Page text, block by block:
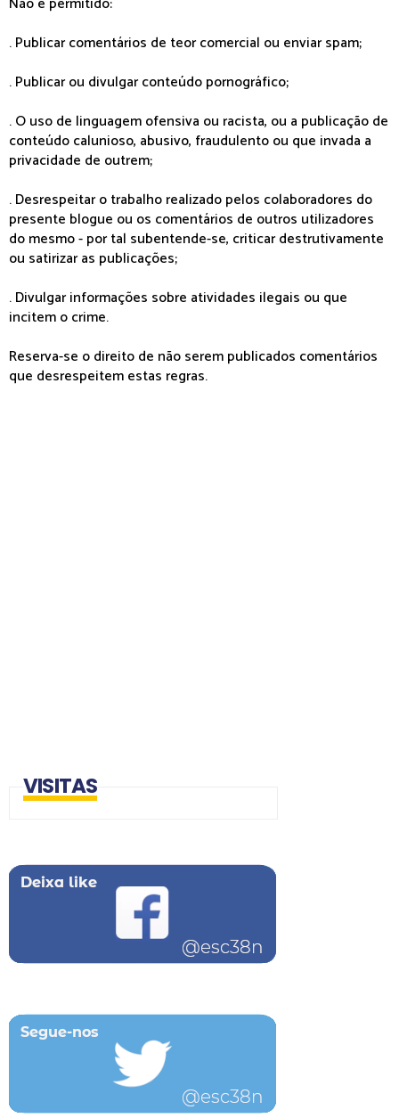
. Publicar comentários de teor comercial ou enviar spam;
. Publicar ou divulgar conteúdo pornográfico;
. O uso de linguagem ofensiva ou racista, ou a publicação de
conteúdo calunioso, abusivo, fraudulento ou que invada a
privacidade de outrem;
. Desrespeitar o trabalho realizado pelos colaboradores do
presente blogue ou os comentários de outros utilizadores
do mesmo - por tal subentende-se, criticar destrutivamente
ou satirizar as publicações;
. Divulgar informações sobre atividades ilegais ou que
incitem o crime.
Reserva-se o direito de não serem publicados comentários
que desrespeitem estas regras.
VISITAS